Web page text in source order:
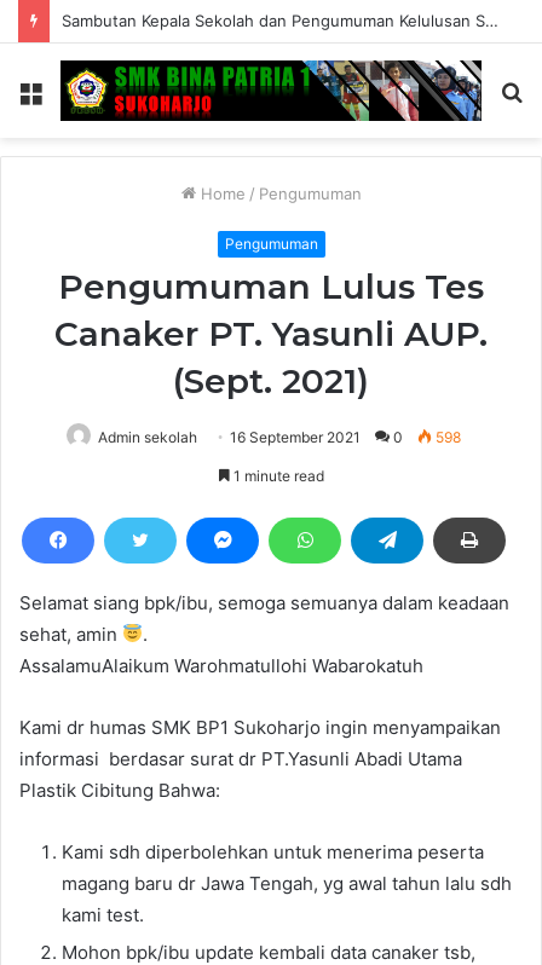
Sambutan Kepala Sekolah dan Pengumuman Kelulusan SMK Bina Patria 1 Sukoharjo Tahun Ajaran 2025/2026
Menu
Home / Pengumuman
Pengumuman
Pengumuman Lulus Tes
Canaker PT. Yasunli AUP.
(Sept. 2021)
Admin sekolah 16 September 2021 0 598
1 minute read
Selamat siang bpk/ibu, semoga semuanya dalam keadaan
sehat, amin
.
AssalamuAlaikum Warohmatullohi Wabarokatuh
Kami dr humas SMK BP1 Sukoharjo ingin menyampaikan
informasi berdasar surat dr PT.Yasunli Abadi Utama
Plastik Cibitung Bahwa:
Kami sdh diperbolehkan untuk menerima peserta
magang baru dr Jawa Tengah, yg awal tahun lalu sdh
kami test.
Mohon bpk/ibu update kembali data canaker tsb,